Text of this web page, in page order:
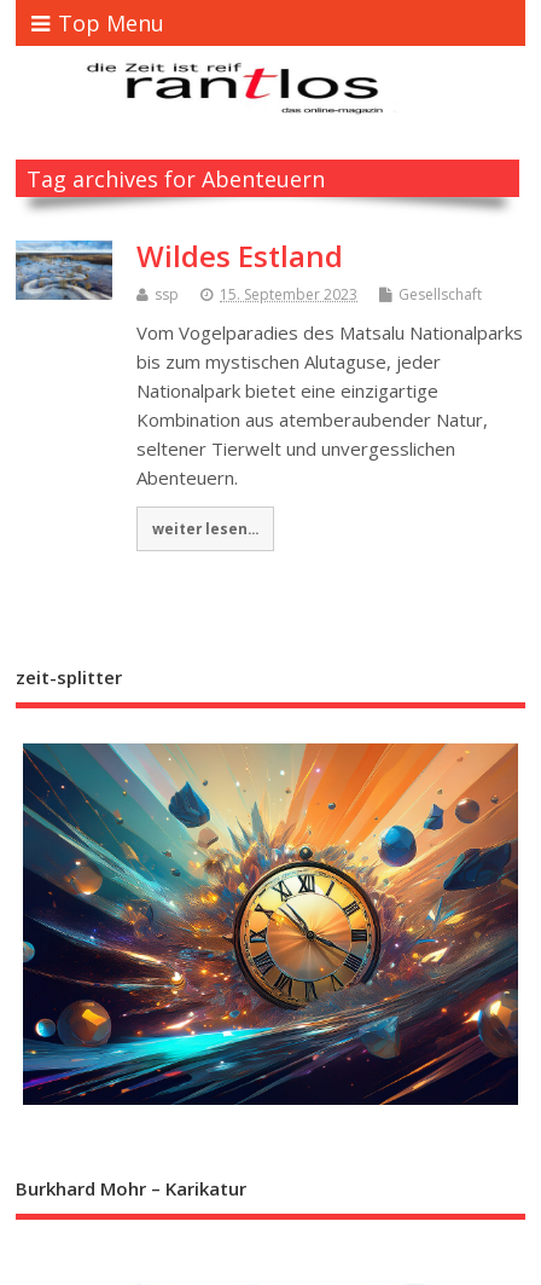
Top Menu
Tag archives for Abenteuern
Wildes Estland
ssp 15. September 2023 Gesellschaft
Vom Vogelparadies des Matsalu Nationalparks
bis zum mystischen Alutaguse, jeder
Nationalpark bietet eine einzigartige
Kombination aus atemberaubender Natur,
seltener Tierwelt und unvergesslichen
Abenteuern.
weiter lesen...
zeit-splitter
Burkhard Mohr – Karikatur